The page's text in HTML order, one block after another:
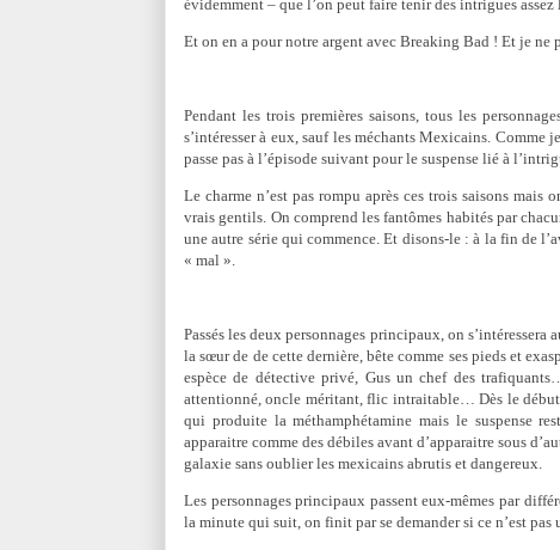
évidemment – que l’on peut faire tenir des intrigues
Et on en a pour notre argent avec Breaking Bad ! Et je ne
Pendant les trois premières saisons, tous les
s’intéresser à eux, sauf les méchants Mexicains.
passe pas à l’épisode suivant pour le suspense lié à
Le charme n’est pas rompu après ces trois saisons
vrais gentils. On comprend les fantômes habités par
une autre série qui commence. Et disons-le : à la fin de
« mal ».
Passés les deux personnages principaux, on
la sœur de de cette dernière, bête comme ses pieds et
espèce de détective privé, Gus un chef des
attentionné, oncle méritant, flic intraitable… Dès le
qui produite la méthamphétamine mais le suspense
apparaitre comme des débiles avant d’apparaitre sous
galaxie sans oublier les mexicains abrutis et dangereux.
Les personnages principaux passent eux-mêmes par
la minute qui suit, on finit par se demander si ce n’est pas